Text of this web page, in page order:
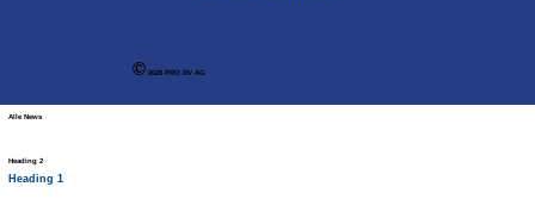
Alle News
Heading 2
Heading 1
© 2026 PRO DV AG